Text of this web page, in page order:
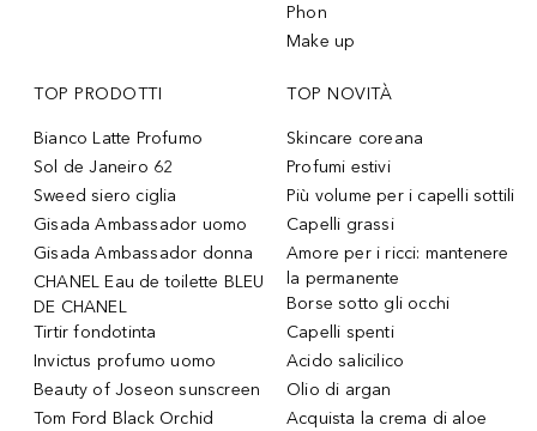
Phon
Make up
TOP PRODOTTI
Bianco Latte Profumo
Sol de Janeiro 62
Sweed siero ciglia
Gisada Ambassador uomo
Gisada Ambassador donna
CHANEL Eau de toilette BLEU
DE CHANEL
Tirtir fondotinta
Invictus profumo uomo
Beauty of Joseon sunscreen
Tom Ford Black Orchid
TOP NOVITÀ
Skincare coreana
Profumi estivi
Più volume per i capelli sottili
Capelli grassi
Amore per i ricci: mantenere
la permanente
Borse sotto gli occhi
Capelli spenti
Acido salicilico
Olio di argan
Acquista la crema di aloe